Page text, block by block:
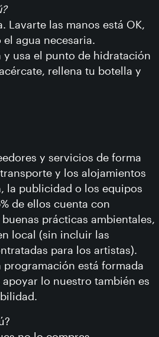
Lavarte las manos está OK,
agua necesaria.
y usa el punto de hidratación
rellena tu botella y
y servicios de forma
y los alojamientos
la publicidad o los equipos
de ellos cuenta con
prácticas ambientales,
local (sin incluir las
para los artistas).
programación está formada
lo nuestro también es